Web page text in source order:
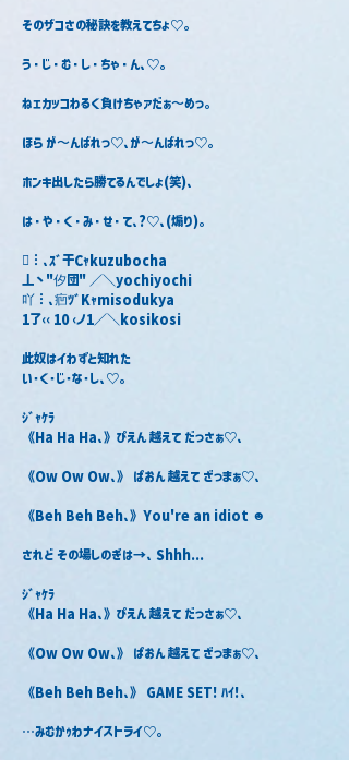
そのザコさの秘訣を教えてちょ♡。
う・じ・む・し・ちゃ・ん､♡｡
ねェカッコわるく負けちゃァだぁ〜めっ｡
ほら が〜んばれっ♡､が〜んばれっ♡｡
ホンキ出したら勝てるんでしょ(笑)､
は・や・く・み・せ・て､?♡､(煽り)｡
𠦩︙､ｽﾞ干Cｬkuzubocha
丄丶"㐴団" ／＼yochiyochi
吖︙､㾎ﾂﾞKｬmisodukya
1了‹‹ 10 ‹ノ1／＼kosikosi
此奴はイわずと知れた
い･く･じ･な･し､♡｡
ｼﾞｬｹﾗ
《Ha Ha Ha､》ぴえん 越えて だっさぁ♡､
《Ow Ow Ow､》 ぱおん 越えて ざっまぁ♡､
《Beh Beh Beh､》You're an idiot ☻
されど その場しのぎは→､ Shhh...
ｼﾞｬｹﾗ
《Ha Ha Ha､》ぴえん 越えて だっさぁ♡､
《Ow Ow Ow､》 ぱおん 越えて ざっまぁ♡､
《Beh Beh Beh､》 GAME SET! ﾊｲ!､
⋯みむかｩわナイストライ♡｡